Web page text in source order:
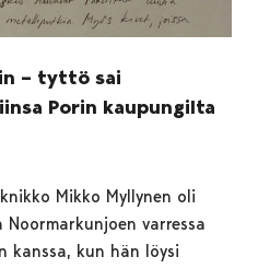
– tyttö sai
Porin kaupungilta
Mikko Myllynen oli
varressa
kanssa, kun hän löysi